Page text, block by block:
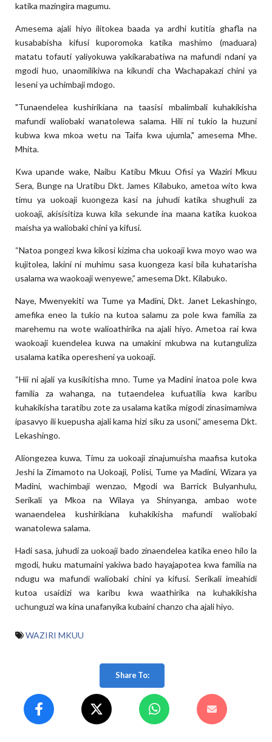
katika mazingira magumu.
Amesema ajali hiyo ilitokea baada ya ardhi kutitia ghafla na
kusababisha kifusi kuporomoka katika mashimo (maduara)
matatu tofauti yaliyokuwa yakikarabatiwa na mafundi ndani ya
mgodi huo, unaomilikiwa na kikundi cha Wachapakazi chini ya
leseni ya uchimbaji mdogo.
"Tunaendelea kushirikiana na taasisi mbalimbali kuhakikisha
mafundi waliobaki wanatolewa salama. Hili ni tukio la huzuni
kubwa kwa mkoa wetu na Taifa kwa ujumla," amesema Mhe.
Mhita.
Kwa upande wake, Naibu Katibu Mkuu Ofisi ya Waziri Mkuu
Sera, Bunge na Uratibu Dkt. James Kilabuko, ametoa wito kwa
timu ya uokoaji kuongeza kasi na juhudi katika shughuli za
uokoaji, akisisitiza kuwa kila sekunde ina maana katika kuokoa
maisha ya waliobaki chini ya kifusi.
“Natoa pongezi kwa kikosi kizima cha uokoaji kwa moyo wao wa
kujitolea, lakini ni muhimu sasa kuongeza kasi bila kuhatarisha
usalama wa waokoaji wenyewe,” amesema Dkt. Kilabuko.
Naye, Mwenyekiti wa Tume ya Madini, Dkt. Janet Lekashingo,
amefika eneo la tukio na kutoa salamu za pole kwa familia za
marehemu na wote walioathirika na ajali hiyo. Ametoa rai kwa
waokoaji kuendelea kuwa na umakini mkubwa na kutanguliza
usalama katika operesheni ya uokoaji.
“Hii ni ajali ya kusikitisha mno. Tume ya Madini inatoa pole kwa
familia za wahanga, na tutaendelea kufuatilia kwa karibu
kuhakikisha taratibu zote za usalama katika migodi zinasimamiwa
ipasavyo ili kuepusha ajali kama hizi siku za usoni,” amesema Dkt.
Lekashingo.
Aliongezea kuwa, Timu za uokoaji zinajumuisha maafisa kutoka
Jeshi la Zimamoto na Uokoaji, Polisi, Tume ya Madini, Wizara ya
Madini, wachimbaji wenzao, Mgodi wa Barrick Bulyanhulu,
Serikali ya Mkoa na Wilaya ya Shinyanga, ambao wote
wanaendelea kushirikiana kuhakikisha mafundi waliobaki
wanatolewa salama.
Hadi sasa, juhudi za uokoaji bado zinaendelea katika eneo hilo la
mgodi, huku matumaini yakiwa bado hayajapotea kwa familia na
ndugu wa mafundi waliobaki chini ya kifusi. Serikali imeahidi
kutoa usaidizi wa karibu kwa waathirika na kuhakikisha
uchunguzi wa kina unafanyika kubaini chanzo cha ajali hiyo.
WAZIRI MKUU
Share To: